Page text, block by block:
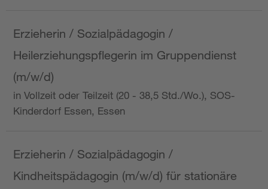
Erzieherin / Sozialpädagogin /
Heilerziehungspflegerin im Gruppendienst
(m/w/d)
in Vollzeit oder Teilzeit (20 - 38,5 Std./Wo.), SOS-
Kinderdorf Essen, Essen
Erzieherin / Sozialpädagogin /
Kindheitspädagogin (m/w/d) für stationäre